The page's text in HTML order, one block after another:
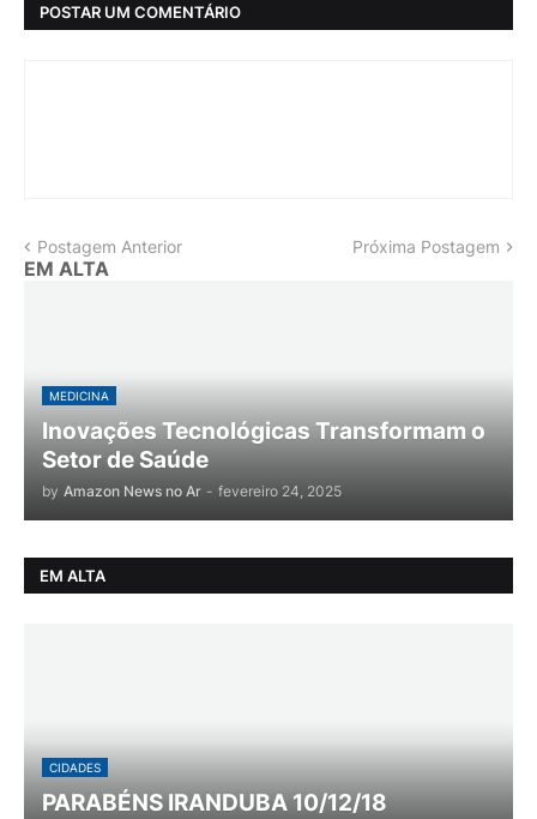
POSTAR UM COMENTÁRIO
Postagem Anterior Próxima Postagem
EM ALTA
MEDICINA
Inovações Tecnológicas Transformam o
Setor de Saúde
by Amazon News no Ar - fevereiro 24, 2025
EM ALTA
CIDADES
PARABÉNS IRANDUBA 10/12/18